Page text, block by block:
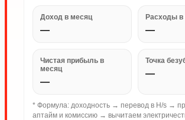
Доход в месяц
—
Расходы в
—
Чистая прибыль в
месяц
—
Точка
—
* Формула: доходность → перевод в H/s →
аптайм и комиссию → вычитаем